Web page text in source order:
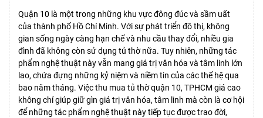
Quận 10 là một trong những khu vực đông đúc và sầm uất
của thành phố Hồ Chí Minh. Với sự phát triển đô thị, không
gian sống ngày càng hạn chế và nhu cầu thay đổi, nhiều gia
đình đã không còn sử dụng tủ thờ nữa. Tuy nhiên, những tác
phẩm nghệ thuật này vẫn mang giá trị văn hóa và tâm linh lớn
lao, chứa đựng những kỷ niệm và niềm tin của các thế hệ qua
bao năm tháng. Việc thu mua tủ thờ quận 10, TPHCM giá cao
không chỉ giúp giữ gìn giá trị văn hóa, tâm linh mà còn là cơ hội
để những tác phẩm nghệ thuật này tiếp tục được trao đời,